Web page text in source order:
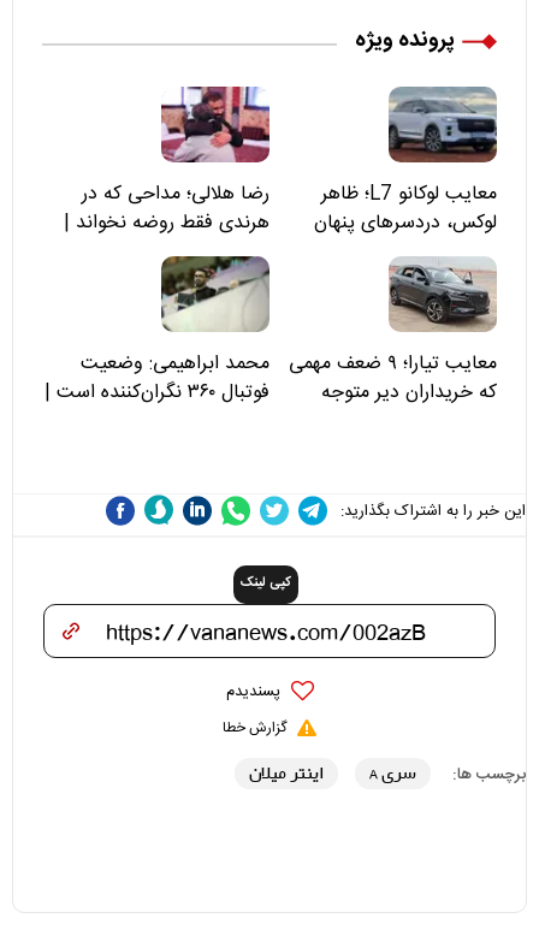
پرونده ویژه
معایب لوکانو L7؛ ظاهر
لوکس، دردسرهای پنهان
رضا هلالی؛ مداحی که در
هرندی فقط روضه نخواند |
مسئولان «تکیه‌گاه آقا مرتضی
علی(ع)» را جدی‌تر ببینند
معایب تیارا؛ ۹ ضعف مهمی
که خریداران دیر متوجه
محمد ابراهیمی: وضعیت
فوتبال ۳۶۰ نگران‌کننده است |
این خبر را به اشتراک بگذارید:
کپی لینک
پسندیدم
گزارش خطا
برچسب ها: سری A اینتر میلان